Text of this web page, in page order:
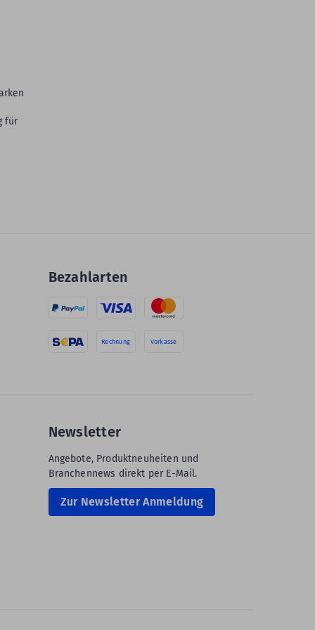
für
Bezahlarten
Rechnung Vorkasse
Newsletter
Angebote, Produktneuheiten und
Branchennews direkt per E-Mail.
Zur Newsletter Anmeldung